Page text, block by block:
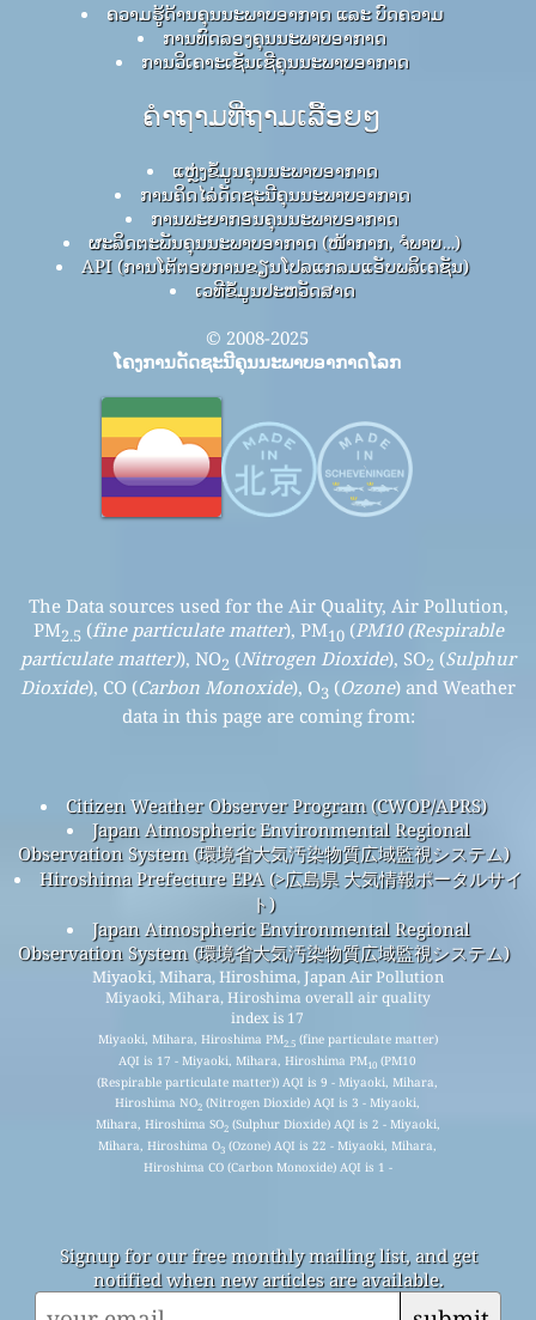
ຄວາມຮູ້ດ້ານຄຸນນະພາບອາກາດ ແລະ ບົດຄວາມ
ການທົດລອງຄຸນນະພາບອາກາດ
ການວິເຄາະເຊັນເຊີຄຸນນະພາບອາກາດ
ຄໍາຖາມທີ່ຖາມເລື້ອຍໆ
ແຫຼ່ງຂໍ້ມູນຄຸນນະພາບອາກາດ
ການຄິດໄລ່ດັດຊະນີຄຸນນະພາບອາກາດ
ການພະຍາກອນຄຸນນະພາບອາກາດ
ຜະລິດຕະພັນຄຸນນະພາບອາກາດ (ໜ້າກາກ, ຈໍພາບ…)
API (ການໂຕ້ຕອບການຂຽນໂປລແກລມແອັບພລິເຄຊັນ)
ເວທີຂໍ້ມູນປະຫວັດສາດ
© 2008-2025
ໂຄງການດັດຊະນີຄຸນນະພາບອາກາດໂລກ
The Data sources used for the Air Quality, Air Pollution,
PM2.5 (fine particulate matter), PM10(PM10 (Respirable
particulate matter)), NO2 (Nitrogen Dioxide), SO2 (Sulphur
Dioxide), CO (Carbon Monoxide), O3 (Ozone) and Weather
data in this page are coming from:
Citizen Weather Observer Program (CWOP/APRS)
Japan Atmospheric Environmental Regional
Observation System (環境省大気汚染物質広域監視システム)
Hiroshima Prefecture EPA (>広島県 大気情報ポータルサイ
ト)
Japan Atmospheric Environmental Regional
Observation System (環境省大気汚染物質広域監視システム)
Miyaoki, Mihara, Hiroshima, Japan Air Pollution
Miyaoki, Mihara, Hiroshima overall air quality
index is 17
Miyaoki, Mihara, Hiroshima PM2.5(fine particulate matter)
AQI is 17 - Miyaoki, Mihara, Hiroshima PM10 (PM10
(Respirable particulate matter)) AQI is 9 - Miyaoki, Mihara,
Hiroshima NO2 (Nitrogen Dioxide) AQI is 3 - Miyaoki,
Mihara, Hiroshima SO2(Sulphur Dioxide) AQI is 2 - Miyaoki,
Mihara, Hiroshima O3 (Ozone) AQI is 22 - Miyaoki, Mihara,
Hiroshima CO (Carbon Monoxide) AQI is 1 -
Signup for our free monthly mailing list, and get
notified when new articles are available.